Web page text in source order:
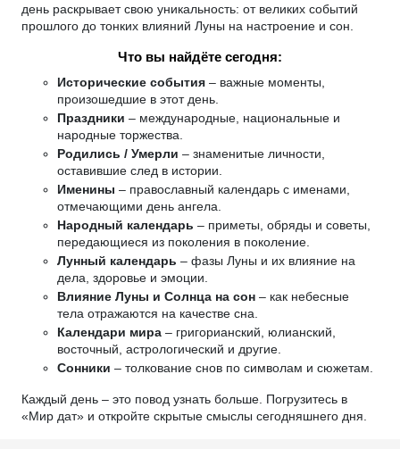
день раскрывает свою уникальность: от великих событий
прошлого до тонких влияний Луны на настроение и сон.
Что вы найдёте сегодня:
Исторические события – важные моменты,
произошедшие в этот день.
Праздники – международные, национальные и
народные торжества.
Родились / Умерли – знаменитые личности,
оставившие след в истории.
Именины – православный календарь с именами,
отмечающими день ангела.
Народный календарь – приметы, обряды и советы,
передающиеся из поколения в поколение.
Лунный календарь – фазы Луны и их влияние на
дела, здоровье и эмоции.
Влияние Луны и Солнца на сон – как небесные
тела отражаются на качестве сна.
Календари мира – григорианский, юлианский,
восточный, астрологический и другие.
Сонники – толкование снов по символам и сюжетам.
Каждый день – это повод узнать больше. Погрузитесь в
«Мир дат» и откройте скрытые смыслы сегодняшнего дня.